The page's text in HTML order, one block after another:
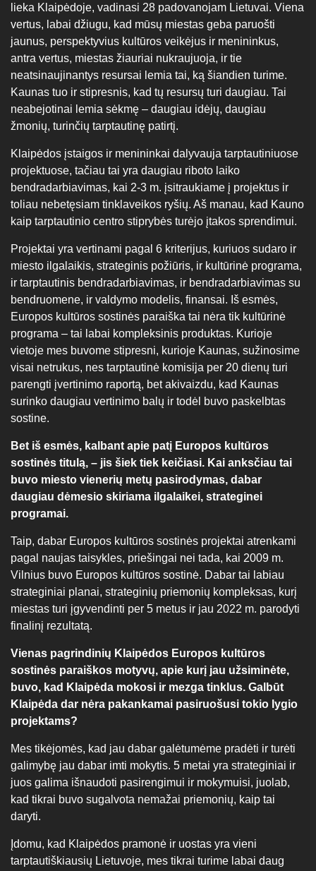
lieka Klaipėdoje, vadinasi 28 padovanojam Lietuvai. Viena
vertus, labai džiugu, kad mūsų miestas geba paruošti
jaunus, perspektyvius kultūros veikėjus ir menininkus,
antra vertus, miestas žiauriai nukraujuoja, ir tie
neatsinaujinantys resursai lemia tai, ką šiandien turime.
Kaunas tuo ir stipresnis, kad tų resursų turi daugiau. Tai
neabejotinai lemia sėkmę – daugiau idėjų, daugiau
žmonių, turinčių tarptautinę patirtį.
Klaipėdos įstaigos ir menininkai dalyvauja tarptautiniuose
projektuose, tačiau tai yra daugiau riboto laiko
bendradarbiavimas, kai 2-3 m. įsitraukiame į projektus ir
toliau nebetęsiam tinklaveikos ryšių. Aš manau, kad Kauno
kaip tarptautinio centro stiprybės turėjo įtakos sprendimui.
Projektai yra vertinami pagal 6 kriterijus, kuriuos sudaro ir
miesto ilgalaikis, strateginis požiūris, ir kultūrinė programa,
ir tarptautinis bendradarbiavimas, ir bendradarbiavimas su
bendruomene, ir valdymo modelis, finansai. Iš esmės,
Europos kultūros sostinės paraiška tai nėra tik kultūrinė
programa – tai labai kompleksinis produktas. Kurioje
vietoje mes buvome stipresni, kurioje Kaunas, sužinosime
visai netrukus, nes tarptautinė komisija per 20 dienų turi
parengti įvertinimo raportą, bet akivaizdu, kad Kaunas
surinko daugiau vertinimo balų ir todėl buvo paskelbtas
sostine.
Bet iš esmės, kalbant apie patį Europos kultūros
sostinės titulą, – jis šiek tiek keičiasi. Kai anksčiau tai
buvo miesto vienerių metų pasirodymas, dabar
daugiau dėmesio skiriama ilgalaikei, strateginei
programai.
Taip, dabar Europos kultūros sostinės projektai atrenkami
pagal naujas taisykles, priešingai nei tada, kai 2009 m.
Vilnius buvo Europos kultūros sostinė. Dabar tai labiau
strateginiai planai, strateginių priemonių kompleksas, kurį
miestas turi įgyvendinti per 5 metus ir jau 2022 m. parodyti
finalinį rezultatą.
Vienas pagrindinių Klaipėdos Europos kultūros
sostinės paraiškos motyvų, apie kurį jau užsiminėte,
buvo, kad Klaipėda mokosi ir mezga tinklus. Galbūt
Klaipėda dar nėra pakankamai pasiruošusi tokio lygio
projektams?
Mes tikėjomės, kad jau dabar galėtumėme pradėti ir turėti
galimybę jau dabar imti mokytis. 5 metai yra strateginiai ir
juos galima išnaudoti pasirengimui ir mokymuisi, juolab,
kad tikrai buvo sugalvota nemažai priemonių, kaip tai
daryti.
Įdomu, kad Klaipėdos pramonė ir uostas yra vieni
tarptautiškiausių Lietuvoje, mes tikrai turime labai daug